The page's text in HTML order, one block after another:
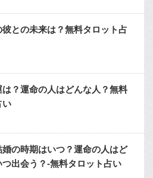
との未来は？無料タロット占
？運命の人はどんな人？無料
い
婚の時期はいつ？運命の人はど
つ出会う？-無料タロット占い